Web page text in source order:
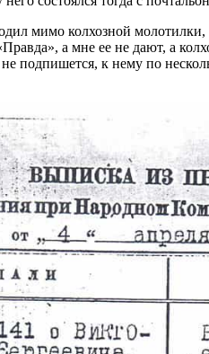
мимо колхозной
а мне ее не дают, а
подпишется, к нему по